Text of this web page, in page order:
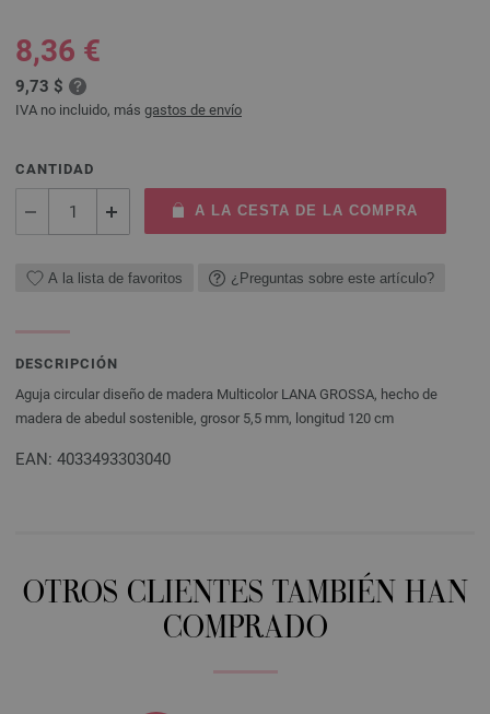
8,36 €
9,73 $
IVA no incluido, más gastos de envío
CANTIDAD
A LA CESTA DE LA COMPRA
A la lista de favoritos ¿Preguntas sobre este artículo?
DESCRIPCIÓN
Aguja circular diseño de madera Multicolor LANA GROSSA, hecho de
madera de abedul sostenible, grosor 5,5 mm, longitud 120 cm
EAN: 4033493303040
OTROS CLIENTES TAMBIÉN HAN
COMPRADO